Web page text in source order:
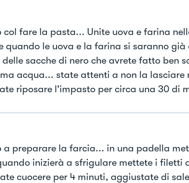
col fare la pasta... Unite uova e farina
quando le uova e la farina si saranno
sacche di nero che avrete fatto ben
acqua... state attenti a non la lasciare
riposare l'impasto per circa una 30 di
a preparare la farcia... in una padella
inizierà a sfrigulare mettete i filetti
cuocere per 4 minuti, aggiustate di